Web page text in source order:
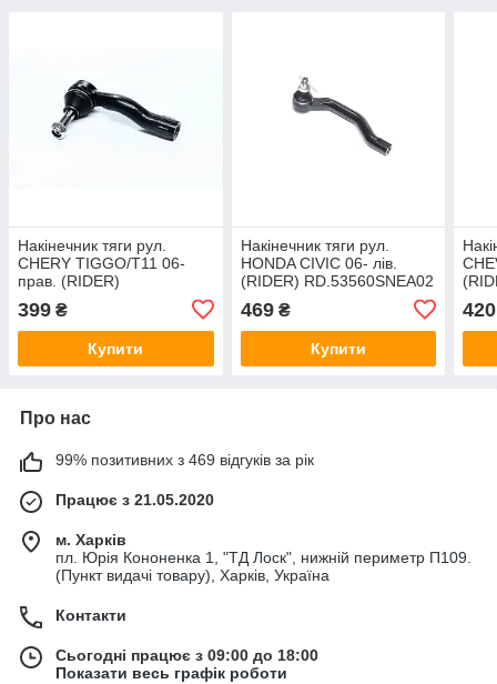
Накінечник тяги рул.
CHERY TIGGO/T11 06-
прав. (RIDER)
399 ₴
Купити
Накінечник тяги рул.
HONDA CIVIC 06- лів.
(RIDER) RD.53560SNEA02
469₴
Купити
420
Про нас
99% позитивних з 469 відгуків за рік
Працює з 21.05.2020
м. Харків
пл. Юрія Кононенка 1, "ТД Лоск", нижній периметр П109.
(Пункт видачі товару), Харків, Україна
Контакти
Сьогодні працює з 09:00 до 18:00
Показати весь графік роботи